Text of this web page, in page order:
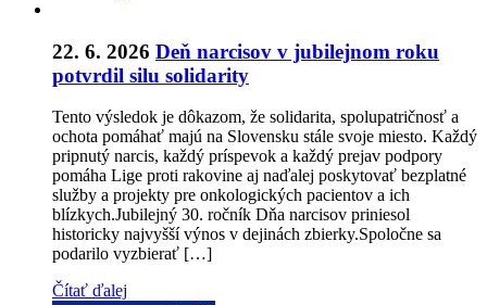
22. 6. 2026 Deň narcisov v jubilejnom roku
potvrdil silu solidarity
Tento výsledok je dôkazom, že solidarita, spolupatričnosť a
ochota pomáhať majú na Slovensku stále svoje miesto. Každý
pripnutý narcis, každý príspevok a každý prejav podpory
pomáha Lige proti rakovine aj naďalej poskytovať bezplatné
služby a projekty pre onkologických pacientov a ich
blízkych.Jubilejný 30. ročník Dňa narcisov priniesol
historicky najvyšší výnos v dejinách zbierky.Spoločne sa
podarilo vyzbierať […]
Čítať ďalej